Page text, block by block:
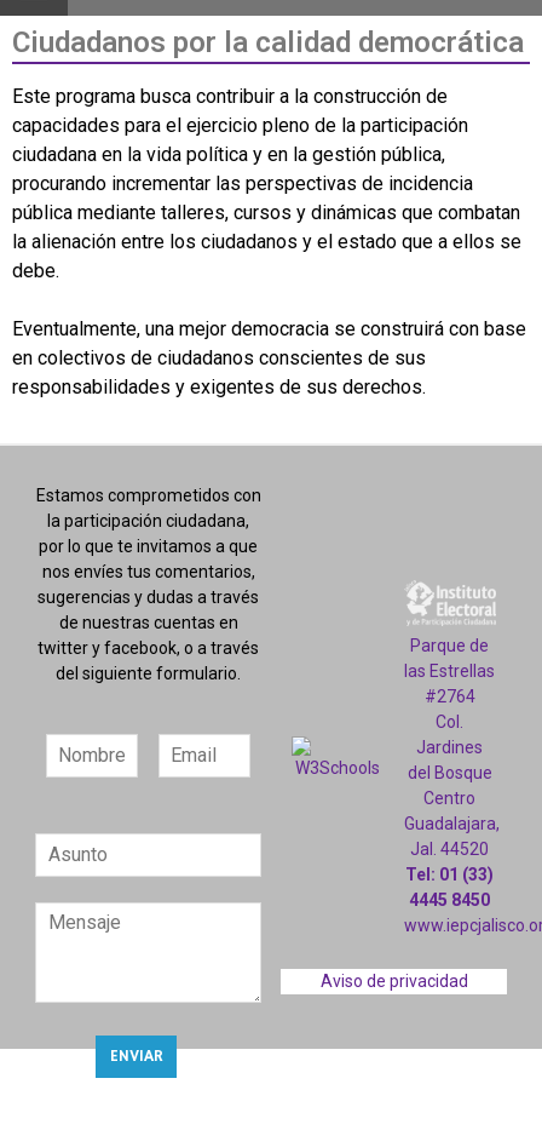
Ciudadanos por la calidad democrática
Este programa busca contribuir a la construcción de
capacidades para el ejercicio pleno de la participación
ciudadana en la vida política y en la gestión pública,
procurando incrementar las perspectivas de incidencia
pública mediante talleres, cursos y dinámicas que combatan
la alienación entre los ciudadanos y el estado que a ellos se
debe.
Eventualmente, una mejor democracia se construirá con base
en colectivos de ciudadanos conscientes de sus
responsabilidades y exigentes de sus derechos.
Estamos comprometidos con
la participación ciudadana,
por lo que te invitamos a que
nos envíes tus comentarios,
sugerencias y dudas a través
de nuestras cuentas en
twitter y facebook, o a través
del siguiente formulario.
Parque de
las Estrellas
#2764
Col.
Jardines
del Bosque
Centro
Guadalajara,
Jal. 44520
Tel: 01 (33)
4445 8450
Aviso de privacidad